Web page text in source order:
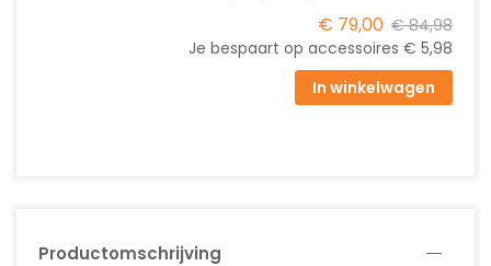
€ 79,00 € 84,98
Je bespaart op accessoires € 5,98
In winkelwagen
Productomschrijving